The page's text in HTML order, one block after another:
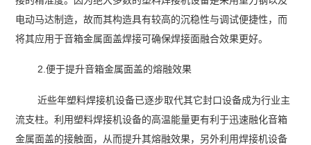
电动马达制造，故而其构造具有较高的沉稳性与调试便捷性，而
将其应用于音箱金属面盖焊接可确保焊接面融合效果更好。
2.便于提升音箱金属面盖的熔融效果
近些年塑料焊接机设备已逐步取代其它封口设备成为行业主
流支柱。利用塑料焊接机设备的高温能量更有利于迅速融化音箱
金属面盖的接触面，从而提升其熔融效果，另外利用焊接机设备